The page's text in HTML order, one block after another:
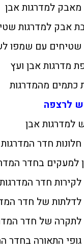
מאבק למדרגות אבן
אבק למדרגות
שטיחים עם שמפו
מדרגות אבן ועץ
כתמים מהמדרגות
לרצפה
למדרגות אבן
חלונות חדר המדרגות
למעקים בחדר
לקירות חדר
לדלתות של חדר
לתקרה של חדר
גופי התאורה בחדר